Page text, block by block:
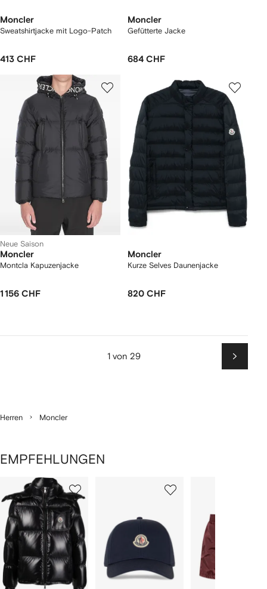
Moncler
Sweatshirtjacke mit Logo-Patch
413 CHF
Moncler
Gefütterte Jacke
684 CHF
Neue Saison
Moncler
Montcla Kapuzenjacke
1 156 CHF
Moncler
Kurze Selves Daunenjacke
820 CHF
1 von 29
Weiter
Herren Moncler
EMPFEHLUNGEN
von
12